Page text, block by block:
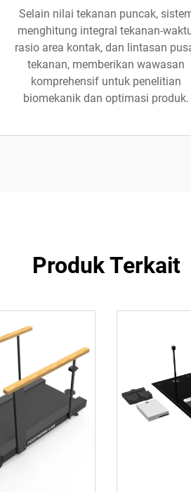
Selain nilai tekanan puncak,
menghitung integral tekanan-
rasio area kontak, dan lintasan
tekanan, memberikan wawasan
komprehensif untuk penelitian
biomekanik dan optimasi produk.
Produk Terkait